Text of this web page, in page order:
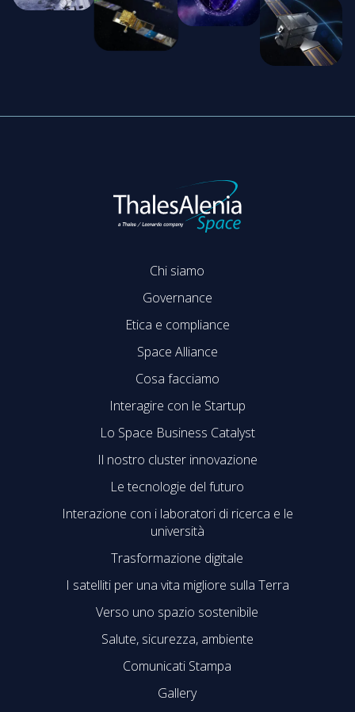
Chi siamo
Governance
Etica e compliance
Space Alliance
Cosa facciamo
Interagire con le Startup
Lo Space Business Catalyst
Il nostro cluster innovazione
Le tecnologie del futuro
Interazione con i laboratori di ricerca e le
università
Trasformazione digitale
I satelliti per una vita migliore sulla Terra
Verso uno spazio sostenibile
Salute, sicurezza, ambiente
Comunicati Stampa
Gallery